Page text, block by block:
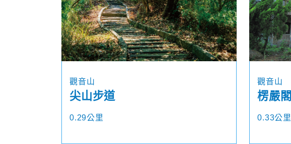
觀音山
尖山步道
0.29公里
觀音山
楞嚴閣
0.33公里